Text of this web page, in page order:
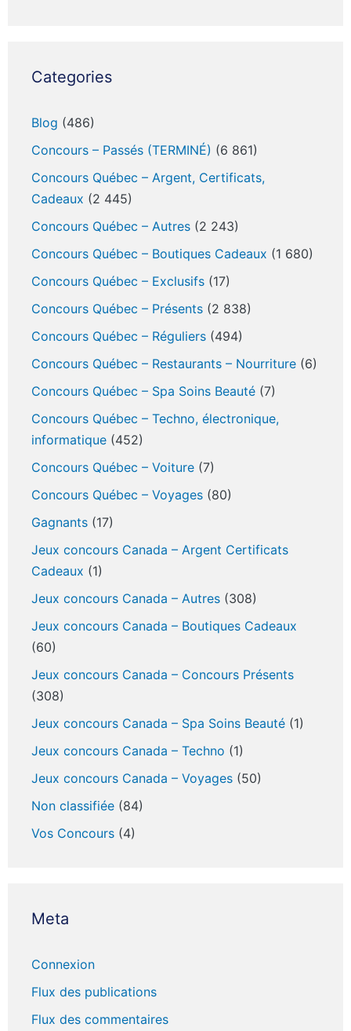
Categories
Blog (486)
Concours – Passés (TERMINÉ) (6 861)
Concours Québec – Argent, Certificats,
Cadeaux (2 445)
Concours Québec – Autres (2 243)
Concours Québec – Boutiques Cadeaux (1 680)
Concours Québec – Exclusifs (17)
Concours Québec – Présents (2 838)
Concours Québec – Réguliers (494)
Concours Québec – Restaurants – Nourriture (6)
Concours Québec – Spa Soins Beauté (7)
Concours Québec – Techno, électronique,
informatique (452)
Concours Québec – Voiture (7)
Concours Québec – Voyages (80)
Gagnants (17)
Jeux concours Canada – Argent Certificats
Cadeaux (1)
Jeux concours Canada – Autres (308)
Jeux concours Canada – Boutiques Cadeaux
(60)
Jeux concours Canada – Concours Présents
(308)
Jeux concours Canada – Spa Soins Beauté (1)
Jeux concours Canada – Techno (1)
Jeux concours Canada – Voyages (50)
Non classifiée (84)
Vos Concours (4)
Meta
Connexion
Flux des publications
Flux des commentaires